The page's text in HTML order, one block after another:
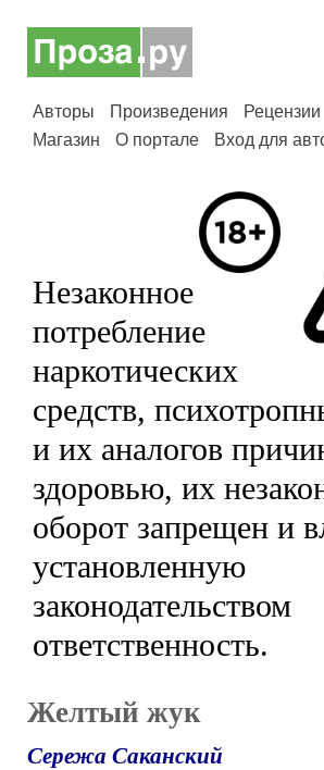
Авторы Произведения Рецензии
Магазин
О портале Вход для
Незаконное
потребление
наркотических
средств,
и их аналогов
здоровью, их
оборот запрещен и
установленную
законодательством
ответственность.
Желтый жук
Сережа Саканский